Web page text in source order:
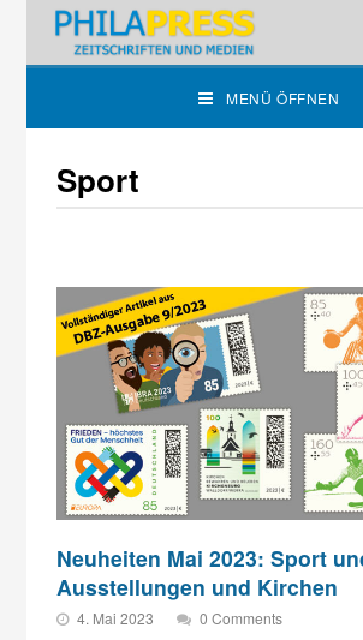
MENÜ ÖFFNEN
Sport
Neuheiten Mai 2023: Sport
Ausstellungen und Kirchen
4. Mai 2023 0 Comments